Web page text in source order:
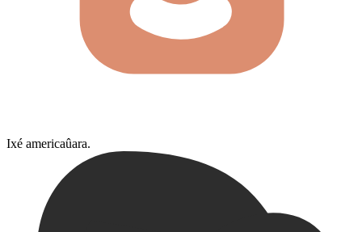
Ixé americaûara.